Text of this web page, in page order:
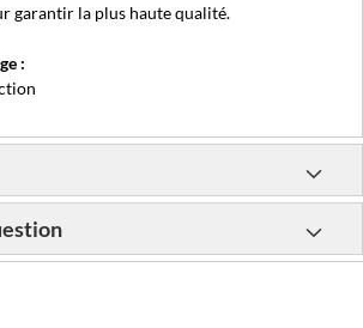
garantir la plus haute qualité.
: